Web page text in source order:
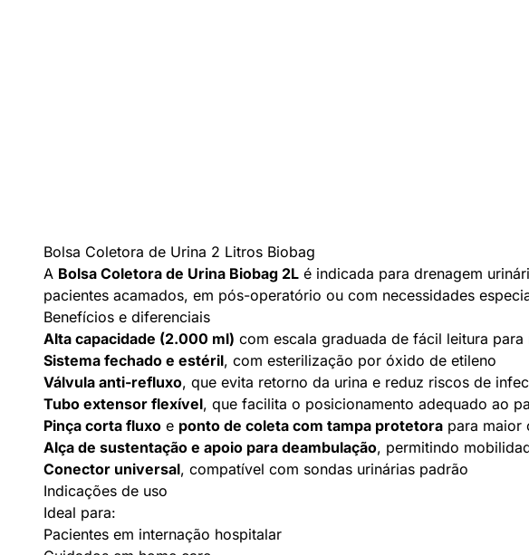
Bolsa Coletora de Urina 2 Litros Biobag
A Bolsa Coletora de Urina Biobag 2L é indicada para drenagem
pacientes acamados, em pós-operatório ou com necessidades
Benefícios e diferenciais
Alta capacidade (2.000 ml) com escala graduada de fácil leitura
Sistema fechado e estéril, com esterilização por óxido de etileno
Válvula anti-refluxo, que evita retorno da urina e reduz riscos de
Tubo extensor flexível, que facilita o posicionamento adequado ao
Pinça corta fluxo e ponto de coleta com tampa protetora para maior
Alça de sustentação e apoio para deambulação, permitindo
Conector universal, compatível com sondas urinárias padrão
Indicações de uso
Ideal para:
Pacientes em internação hospitalar